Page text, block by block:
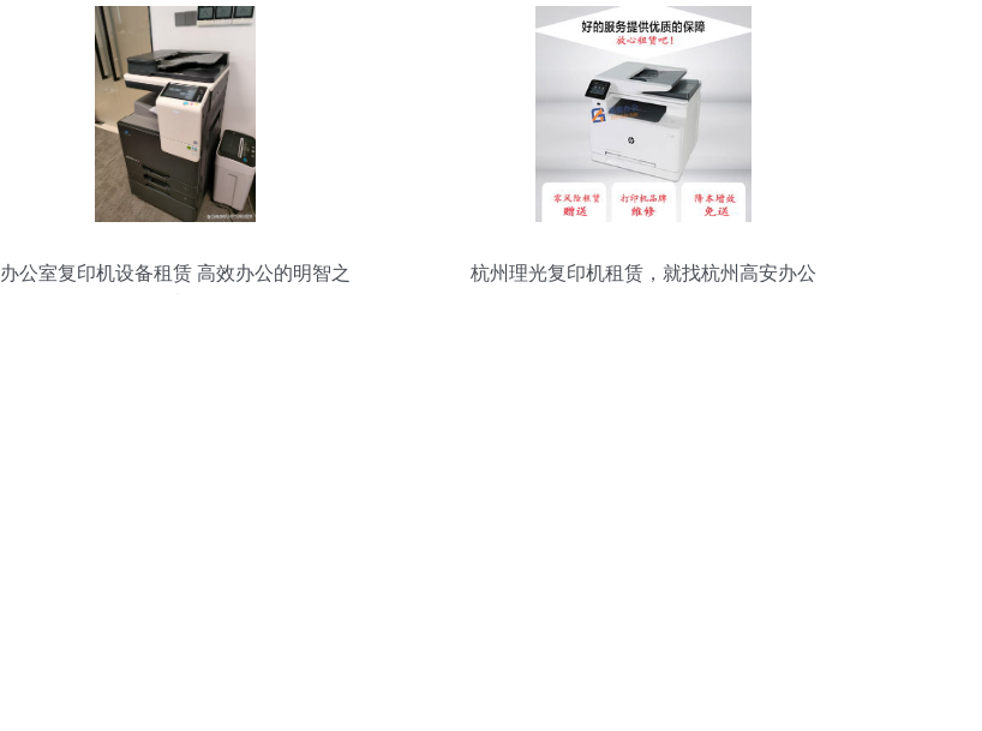
办公室复印机设备租赁 高效办公的明智之
杭州理光复印机租赁，就找杭州高安办公